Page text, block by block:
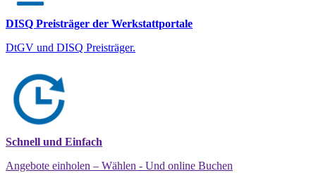
DISQ Preisträger der Werkstattportale
DtGV und DISQ Preisträger.
Schnell und Einfach
Angebote einholen – Wählen - Und online Buchen